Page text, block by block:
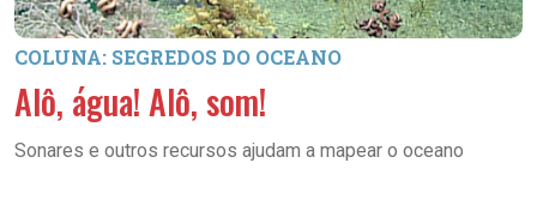
COLUNA: SEGREDOS DO OCEANO
Alô, água! Alô, som!
Sonares e outros recursos ajudam a mapear o oceano